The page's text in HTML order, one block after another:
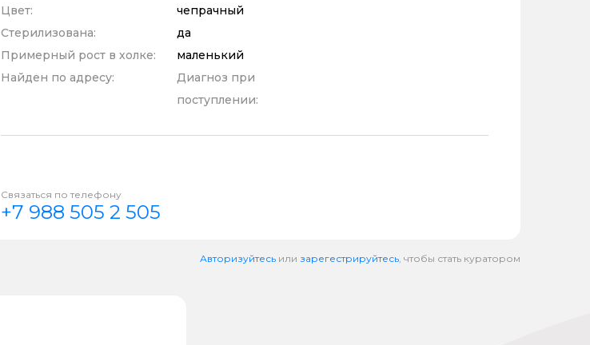
Цвет:
чепрачный
Стерилизована:
да
Примерный рост в холке:
маленький
Найден по адресу:
Диагноз при
поступлении:
Связаться по телефону
+7 988 505 2 505
Авторизуйтесь или зарегестрируйтесь, чтобы стать куратором